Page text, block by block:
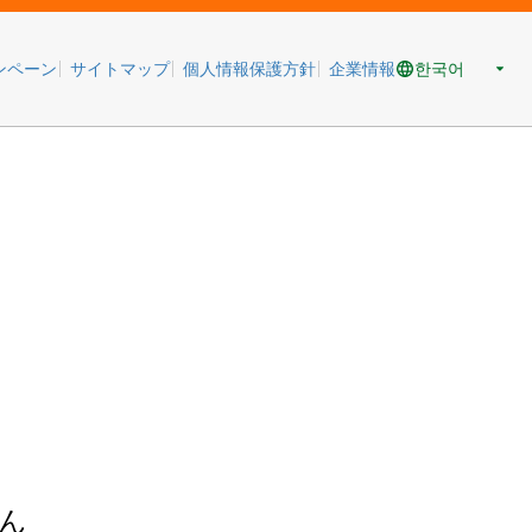
ペーン サイトマップ 個人情報保護方針 企業情報 한국어